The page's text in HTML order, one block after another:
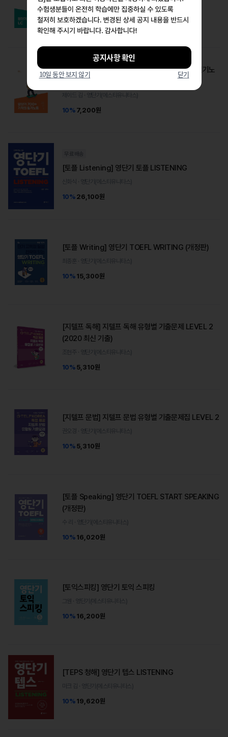
공지사항 확인
10일 동안 보지 않기 닫기
유수연 · 영단기(에스티유니타스)
10%15,750원
[토익 RC+LC] 영단기 700+ 토익 기술 기적의 필기노
트
제이드 김 · 영단기(에스티유니타스)
10% 7,200원
무료배송
[토플 Listening] 영단기 토플 LISTENING
신화식 · 영단기(에스티유니타스)
10% 26,100원
[토플 Writing] 영단기 TOEFL WRITING (개정판)
최종훈 · 영단기(에스티유니타스)
10% 15,300원
[지텔프 독해] 지텔프 독해 유형별 기출문제 LEVEL 2
(2020 최신 기출)
조현주 · 영단기(에스티유니타스)
10% 5,310원
[지텔프 문법] 지텔프 문법 유형별 기출문제집 LEVEL 2
권오경 · 영단기(에스티유니타스)
10% 5,310원
[토플 Speaking] 영단기 TOEFL START SPEAKING
(개정판)
수 리 · 영단기(에스티유니타스)
10% 16,020원
[토익스피킹] 영단기 토익 스피킹
그웬 · 영단기(에스티유니타스)
10% 16,200원
[TEPS 청해] 영단기 텝스 LISTENING
마크 김 · 영단기(에스티유니타스)
10% 19,620원